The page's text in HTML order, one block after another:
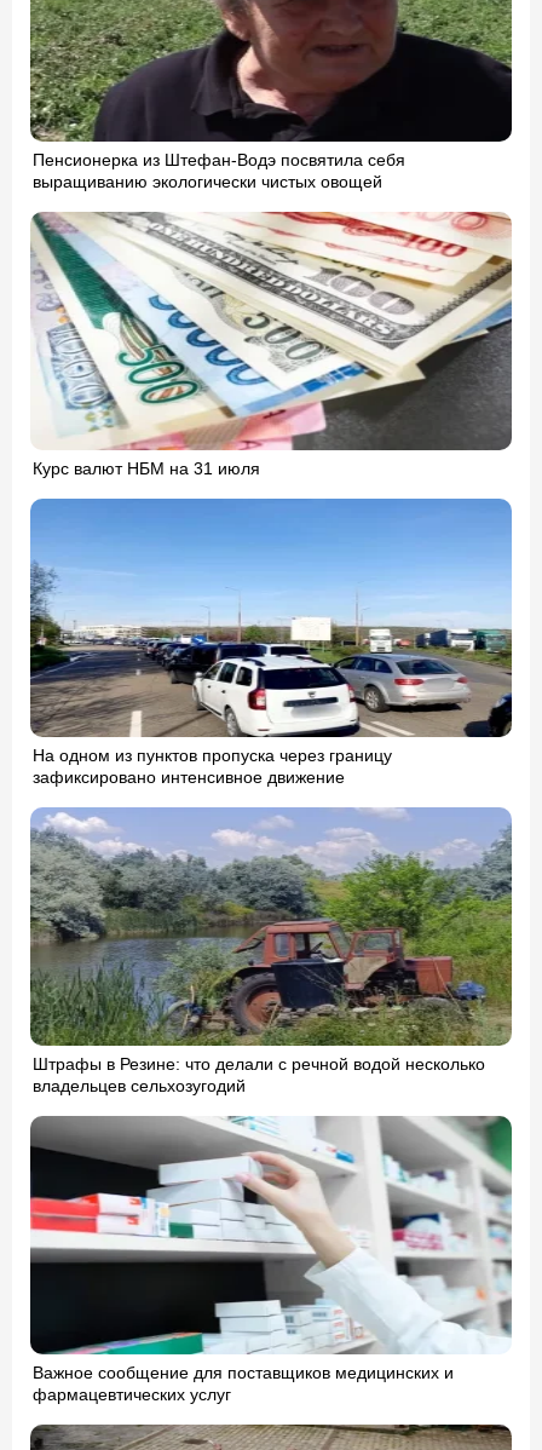
Пенсионерка из Штефан-Водэ посвятила себя
выращиванию экологически чистых овощей
Курс валют НБМ на 31 июля
На одном из пунктов пропуска через границу
зафиксировано интенсивное движение
Штрафы в Резине: что делали с речной водой несколько
владельцев сельхозугодий
Важное сообщение для поставщиков медицинских и
фармацевтических услуг